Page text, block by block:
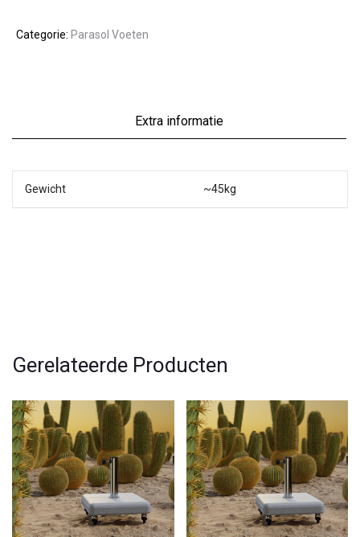
Categorie: Parasol Voeten
Extra informatie
Gewicht ~45kg
Gerelateerde Producten